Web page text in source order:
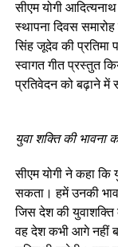
सीएम योगी
स्थापना दिवस
सिंह जूदेव की प्रतिमा
स्वागत गीत प्रस्तुत
प्रतिवेदन को बढ़ाने में
युवा शक्ति की
सीएम योगी ने कहा
सकता। हमें उनकी
जिस देश की युवाशक्ति
वह देश कभी आगे नहीं